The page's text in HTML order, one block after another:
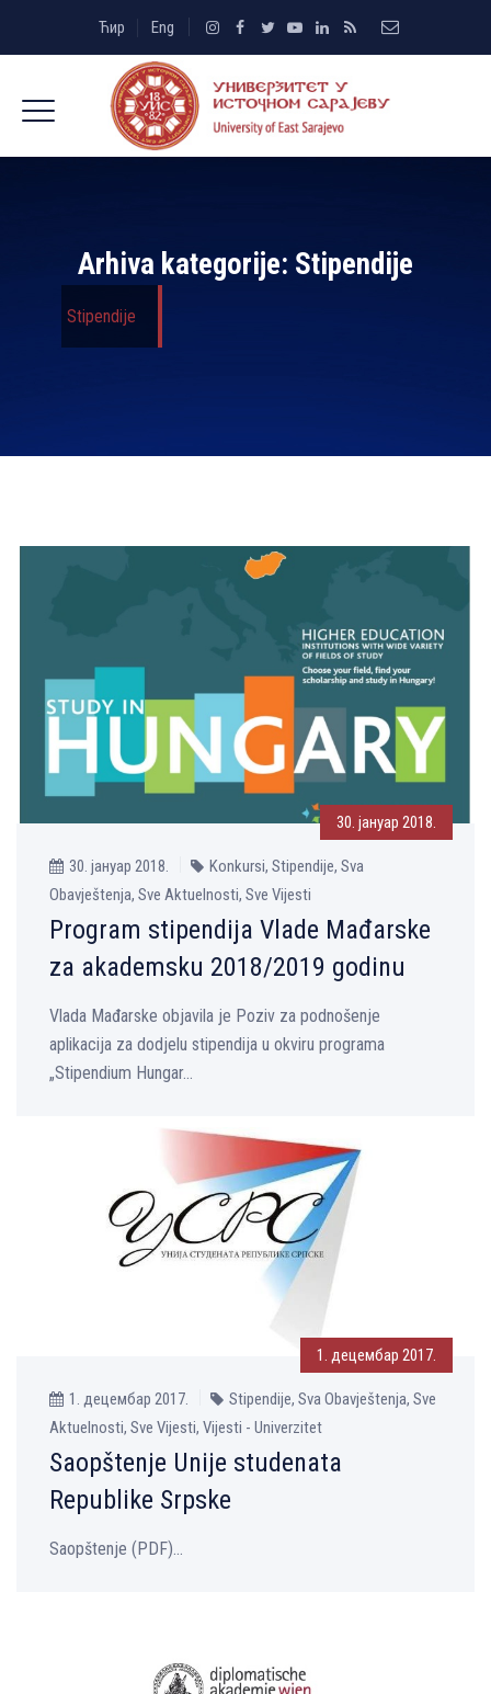
Ћир Eng
Arhiva kategorije: Stipendije
Stipendije
30. јануар 2018.
30. јануар 2018.
Konkursi, Stipendije, Sva
Obavještenja, Sve Aktuelnosti, Sve Vijesti
Program stipendija Vlade Mađarske
za akademsku 2018/2019 godinu
Vlada Mađarske objavila je Poziv za podnošenje
aplikacija za dodjelu stipendija u okviru programa
„Stipendium Hungar...
1. децембар 2017.
1. децембар 2017.
Stipendije, Sva Obavještenja, Sve
Aktuelnosti, Sve Vijesti, Vijesti - Univerzitet
Saopštenje Unije studenata
Republike Srpske
Saopštenje (PDF)...